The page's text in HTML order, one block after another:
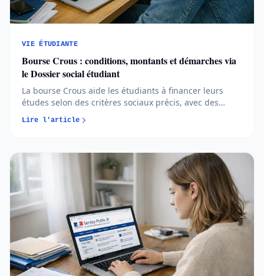
VIE ÉTUDIANTE
Bourse Crous : conditions, montants et démarches via
le Dossier social étudiant
La bourse Crous aide les étudiants à financer leurs
études selon des critères sociaux précis, avec des
calendrier et les conditions permet d’anticiper et de
Lire l'article